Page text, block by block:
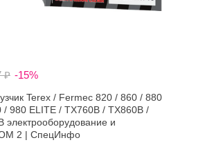
₽ -15%
Terex / Fermec 820 / 860 / 880
/ 980 ELITE / TX760B / TX860B /
электрооборудование и
2 | СпецИнфо